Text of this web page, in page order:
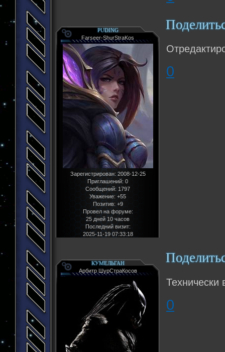
PUDING
Farseer-ShurStraKos
Зарегистрирован: 2008-12-25
Приглашений: 0
Сообщений: 1797
Уважение: +55
Позитив: +9
Провел на форуме:
25 дней 10 часов
Последний визит:
2025-11-19 07:33:18
0
КУМЕЛЬГАН
Арбитр ШурСтраКосов
Технически
0